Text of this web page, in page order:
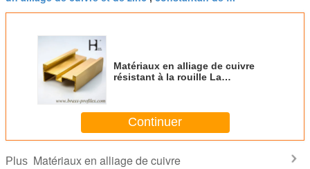
Matériaux en alliage de cuivre
résistant à la rouille La
Continuer
Plus Matériaux en alliage de cuivre